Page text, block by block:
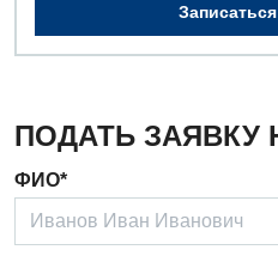
Терапия
Травматологическое
ПОДАТЬ ЗАЯВКУ
ФИО*